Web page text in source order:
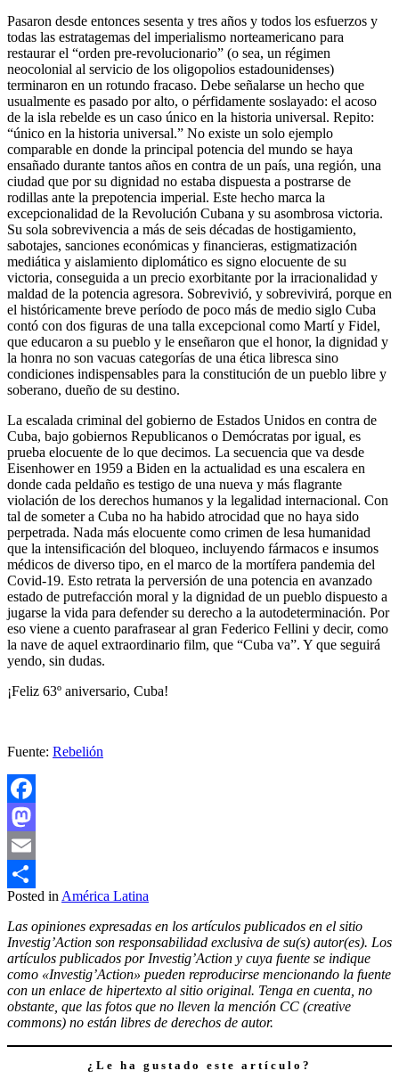
Pasaron desde entonces sesenta y tres años y todos los esfuerzos y
todas las estratagemas del imperialismo norteamericano para
restaurar el “orden pre-revolucionario” (o sea, un régimen
neocolonial al servicio de los oligopolios estadounidenses)
terminaron en un rotundo fracaso. Debe señalarse un hecho que
usualmente es pasado por alto, o pérfidamente soslayado: el acoso
de la isla rebelde es un caso único en la historia universal. Repito:
“único en la historia universal.” No existe un solo ejemplo
comparable en donde la principal potencia del mundo se haya
ensañado durante tantos años en contra de un país, una región, una
ciudad que por su dignidad no estaba dispuesta a postrarse de
rodillas ante la prepotencia imperial. Este hecho marca la
excepcionalidad de la Revolución Cubana y su asombrosa victoria.
Su sola sobrevivencia a más de seis décadas de hostigamiento,
sabotajes, sanciones económicas y financieras, estigmatización
mediática y aislamiento diplomático es signo elocuente de su
victoria, conseguida a un precio exorbitante por la irracionalidad y
maldad de la potencia agresora. Sobrevivió, y sobrevivirá, porque en
el históricamente breve período de poco más de medio siglo Cuba
contó con dos figuras de una talla excepcional como Martí y Fidel,
que educaron a su pueblo y le enseñaron que el honor, la dignidad y
la honra no son vacuas categorías de una ética libresca sino
condiciones indispensables para la constitución de un pueblo libre y
soberano, dueño de su destino.
La escalada criminal del gobierno de Estados Unidos en contra de
Cuba, bajo gobiernos Republicanos o Demócratas por igual, es
prueba elocuente de lo que decimos. La secuencia que va desde
Eisenhower en 1959 a Biden en la actualidad es una escalera en
donde cada peldaño es testigo de una nueva y más flagrante
violación de los derechos humanos y la legalidad internacional. Con
tal de someter a Cuba no ha habido atrocidad que no haya sido
perpetrada. Nada más elocuente como crimen de lesa humanidad
que la intensificación del bloqueo, incluyendo fármacos e insumos
médicos de diverso tipo, en el marco de la mortífera pandemia del
Covid-19. Esto retrata la perversión de una potencia en avanzado
estado de putrefacción moral y la dignidad de un pueblo dispuesto a
jugarse la vida para defender su derecho a la autodeterminación. Por
eso viene a cuento parafrasear al gran Federico Fellini y decir, como
la nave de aquel extraordinario film, que “Cuba va”. Y que seguirá
yendo, sin dudas.
¡Feliz 63º aniversario, Cuba!
Fuente: Rebelión
Facebook
Mastodon
Email
Compartir
Posted in América Latina
Las opiniones expresadas en los artículos publicados en el sitio
Investig’Action son responsabilidad exclusiva de su(s) autor(es). Los
artículos publicados por Investig’Action y cuya fuente se indique
como «Investig’Action» pueden reproducirse mencionando la fuente
con un enlace de hipertexto al sitio original. Tenga en cuenta, no
obstante, que las fotos que no lleven la mención CC (creative
commons) no están libres de derechos de autor.
¿Le ha gustado este artículo?